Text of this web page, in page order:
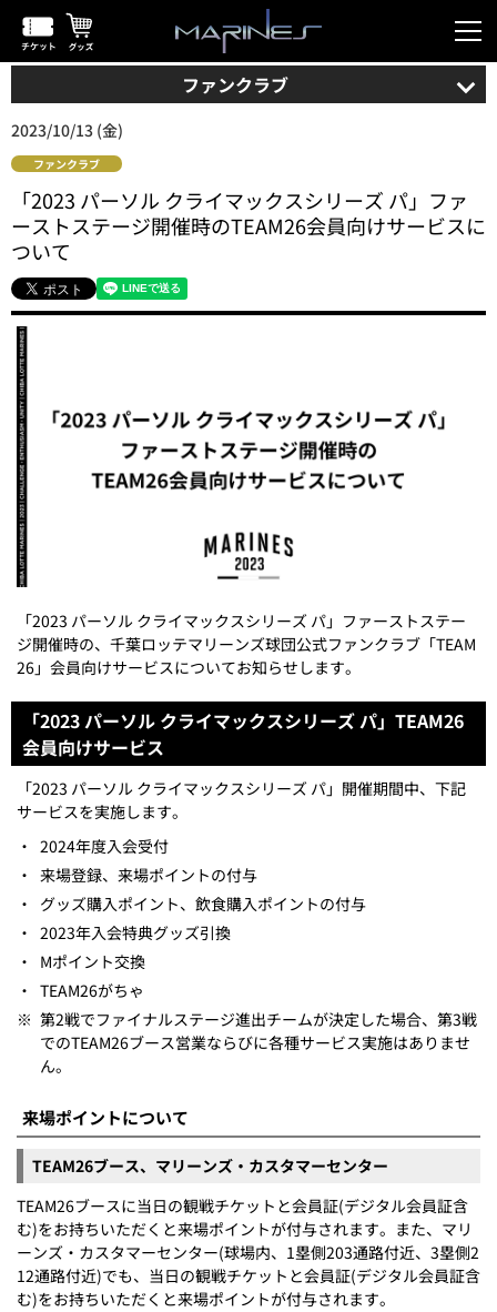
ファンクラブ
2023/10/13 (金)
ファンクラブ
「2023 パーソル クライマックスシリーズ パ」ファ
ーストステージ開催時のTEAM26会員向けサービスに
ついて
「2023 パーソル クライマックスシリーズ パ」ファーストステー
ジ開催時の、千葉ロッテマリーンズ球団公式ファンクラブ「TEAM
26」会員向けサービスについてお知らせします。
「2023 パーソル クライマックスシリーズ パ」TEAM26
会員向けサービス
「2023 パーソル クライマックスシリーズ パ」開催期間中、下記
サービスを実施します。
・ 2024年度入会受付
・ 来場登録、来場ポイントの付与
・
グッズ購入ポイント、飲食購入ポイントの付与
・ 2023年入会特典グッズ引換
・
Mポイント交換
・ TEAM26がちゃ
※ 第2戦でファイナルステージ進出チームが決定した場合、第3戦
でのTEAM26ブース営業ならびに各種サービス実施はありませ
ん。
来場ポイントについて
TEAM26ブース、マリーンズ・カスタマーセンター
TEAM26ブースに当日の観戦チケットと会員証(デジタル会員証含
む)をお持ちいただくと来場ポイントが付与されます。また、マリ
ーンズ・カスタマーセンター(球場内、1塁側203通路付近、3塁側2
12通路付近)でも、当日の観戦チケットと会員証(デジタル会員証含
む)をお持ちいただくと来場ポイントが付与されます。